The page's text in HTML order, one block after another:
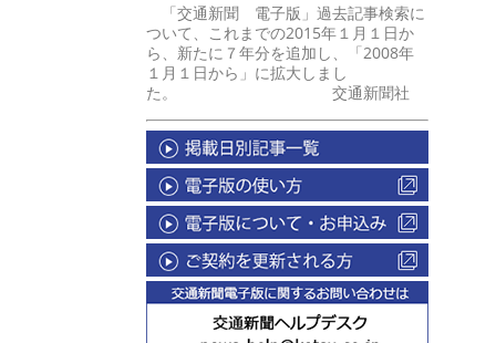
「交通新聞 電子版」過去記事検索に
ついて、これまでの2015年１月１日か
ら、新たに７年分を追加し、「2008年
１月１日から」に拡大しまし
た。 交通新聞社